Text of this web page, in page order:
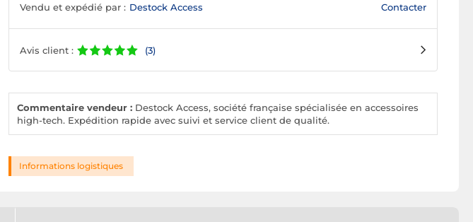
Vendu et expédié par : Destock Access Contacter
Avis client : (3)
Commentaire vendeur : Destock Access, société française spécialisée en accessoires
high-tech. Expédition rapide avec suivi et service client de qualité.
Informations logistiques